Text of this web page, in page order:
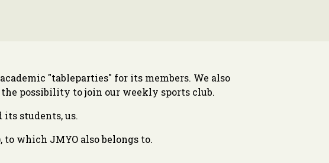
"tableparties" for its members. We also
possibility to join our weekly sports club.
its students, us.
which JMYO also belongs to.